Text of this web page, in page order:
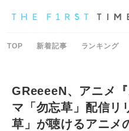
TOP 新着記事 ランキング
GReeeeN、アニメ
マ「勿忘草」配信リ
草」が聴けるアニメ